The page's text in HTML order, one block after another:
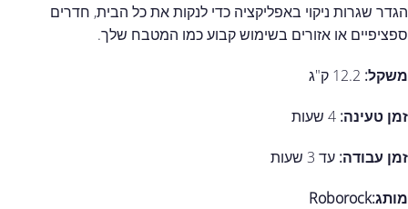
הגדר שגרות ניקוי באפליקציה כדי לנקות את כל הבית, חדרים
ספציפיים או אזורים בשימוש קבוע כמו המטבח שלך.
משקל: 12.2 ק"ג
זמן טעינה:
זמן עבודה: עד 3 שעות
מותג:Roborock